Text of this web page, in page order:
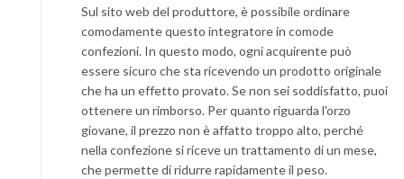
Sul sito web del produttore, è possibile ordinare
comodamente questo integratore in comode
confezioni. In questo modo, ogni acquirente può
essere sicuro che sta ricevendo un prodotto originale
che ha un effetto provato. Se non sei soddisfatto, puoi
ottenere un rimborso. Per quanto riguarda l'orzo
giovane, il prezzo non è affatto troppo alto, perché
nella confezione si riceve un trattamento di un mese,
che permette di ridurre rapidamente il peso.